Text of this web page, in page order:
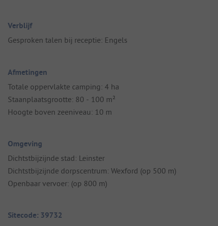
Verblijf
Gesproken talen bij receptie: Engels
Afmetingen
Totale oppervlakte camping: 4 ha
Staanplaatsgrootte: 80 - 100 m²
Hoogte boven zeeniveau: 10 m
Omgeving
Dichtstbijzijnde stad: Leinster
Dichtstbijzijnde dorpscentrum: Wexford (op 500 m)
Openbaar vervoer: (op 800 m)
Sitecode: 39732